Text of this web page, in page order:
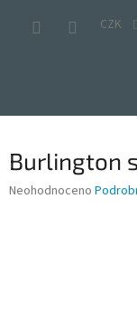
CZK
Burlington
Průměrné
Neohodnoceno